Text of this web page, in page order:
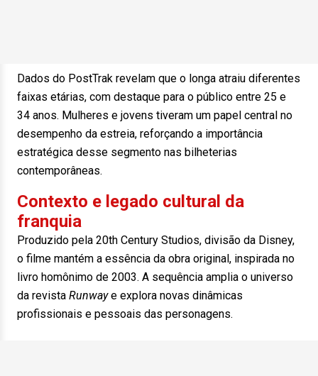
Dados do PostTrak revelam que o longa atraiu diferentes
faixas etárias, com destaque para o público entre 25 e
34 anos. Mulheres e jovens tiveram um papel central no
desempenho da estreia, reforçando a importância
estratégica desse segmento nas bilheterias
contemporâneas.
Contexto e legado cultural da
franquia
Produzido pela 20th Century Studios, divisão da Disney,
o filme mantém a essência da obra original, inspirada no
livro homônimo de 2003. A sequência amplia o universo
da revista Runwaye explora novas dinâmicas
profissionais e pessoais das personagens.